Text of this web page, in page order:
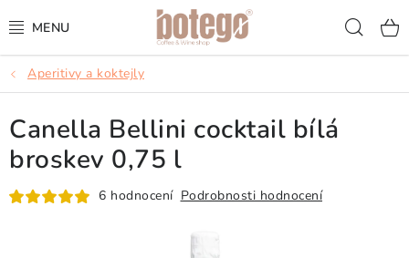
na
KÁVA
FRAPPÉ
VÍNA
Aperitivy a koktejly
Canella Bellini cocktail bílá
broskev 0,75 l
6 hodnocení Podrobnosti hodnocení